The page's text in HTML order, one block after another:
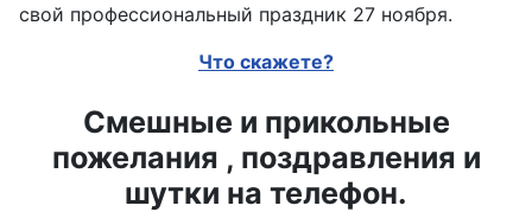
свой профессиональный праздник 27 ноября.
Что скажете?
Смешные и прикольные
пожелания , поздравления и
шутки на телефон.